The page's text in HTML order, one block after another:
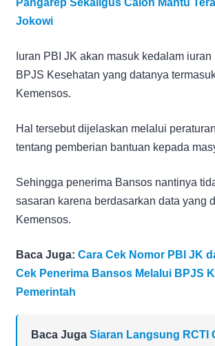
Jokowi
Iuran PBI JK akan masuk kedalam
BPJS Kesehatan yang datanya
Kemensos.
Hal tersebut dijelaskan melalui
tentang pemberian bantuan kepada
Sehingga penerima Bansos nantinya
sasaran karena berdasarkan data yang
Kemensos.
Baca Juga: Cara Cek Nomor PBI JK
Cek Penerima Bansos Melalui BPJS
Pemerintah
Baca Juga Siaran Langsung RCTI